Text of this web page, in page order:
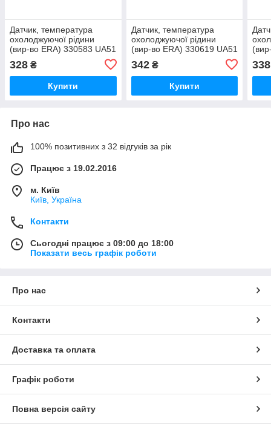
Датчик, температура
охолоджуючої рідини
(вир-во ERA) 330583 UA51
328 ₴
Купити
Датчик, температура
охолоджуючої рідини
(вир-во ERA) 330619 UA51
342₴
Купити
338
Про нас
100% позитивних з 32 відгуків за рік
Працює з 19.02.2016
м. Київ
Київ, Україна
Контакти
Сьогодні працює з 09:00 до 18:00
Показати весь графік роботи
Про нас
Контакти
Доставка та оплата
Графік роботи
Повна версія сайту